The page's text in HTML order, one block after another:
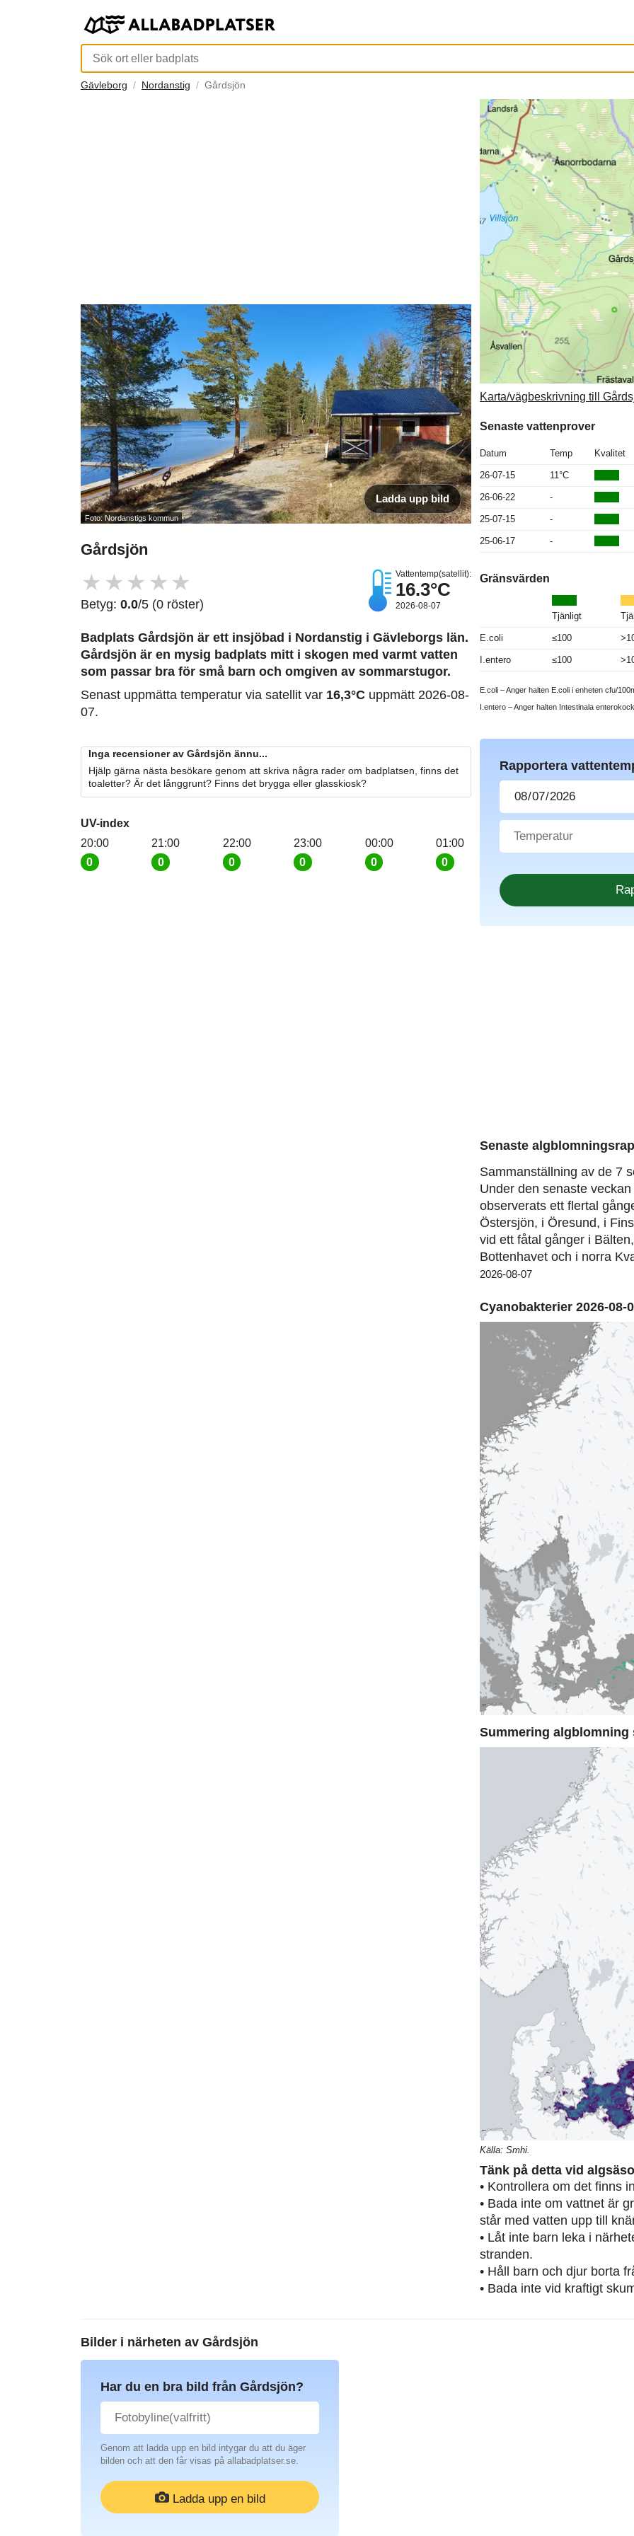
Gävleborg Nordanstig Gårdsjön
Foto: Nordanstigs kommun
Ladda upp bild
Gårdsjön
★ ★ ★ ★ ★
Betyg: 0.0/5 (0 röster)
Vattentemp(satellit):
16.3°C
2026-08-07
Badplats Gårdsjön är ett insjöbad i Nordanstig i Gävleborgs län.
Gårdsjön är en mysig badplats mitt i skogen med varmt vatten
som passar bra för små barn och omgiven av sommarstugor.
Senast uppmätta temperatur via satellit var 16,3°C uppmätt 2026-08-
07.
Inga recensioner av Gårdsjön ännu...
Hjälp gärna nästa besökare genom att skriva några rader om badplatsen, finns det
toaletter? Är det långgrunt? Finns det brygga eller glasskiosk?
UV-index
20:00
0
21:00
0
22:00
0
23:00
0
00:00
0
01:00
0
Karta/vägbeskrivning till
Senaste vattenprover
Datum Temp Kvalitet
26-07-15 11°C
26-06-22 -
25-07-15 -
25-06-17 -
Gränsvärden
Tjänligt
E.coli ≤100
I.entero ≤100
E.coli – Anger halten E.coli i enheten cfu/
I.entero – Anger halten Intestinala
Rapportera
Senaste
Sammanställning av de 7
Under den senaste
observerats ett flertal
Östersjön, i Öresund, i
vid ett fåtal gånger i
Bottenhavet och i norra
2026-08-07
Cyanobakterier 2026-08-
Summering algblomning
Källa: Smhi.
Tänk på detta vid
• Kontrollera om det finns
• Bada inte om vattnet är
står med vatten upp till
• Låt inte barn leka i
stranden.
• Håll barn och djur borta
• Bada inte vid kraftigt
Bilder i närheten av Gårdsjön
Har du en bra bild från Gårdsjön?
Genom att ladda upp en bild intygar du att du äger
bilden och att den får visas på allabadplatser.se.
Ladda upp en bild